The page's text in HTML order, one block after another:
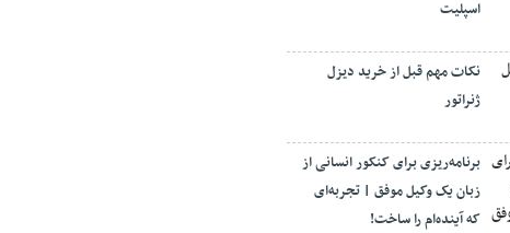
اسپلیت
نکات مهم قبل از خرید دیزل
ژنراتور
برنامه‌ریزی برای کنکور انسانی از
زبان یک وکیل موفق | تجربه‌ای
که آینده‌ام را ساخت!